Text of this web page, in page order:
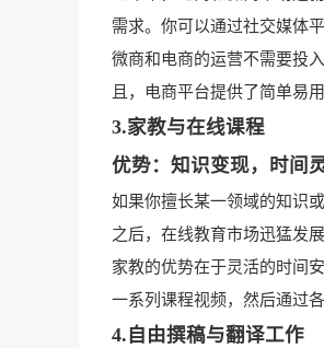
需求。你可以通过社交媒体
微商和电商的运营不需要投
且，电商平台提供了简单易
3.家教与在线课程
优势：知识变现，时间
如果你擅长某一领域的知识
之后，在线教育市场迅猛发
家教的优势在于灵活的时间
一系列课程视频，然后通过
4.自由撰稿与翻译工作